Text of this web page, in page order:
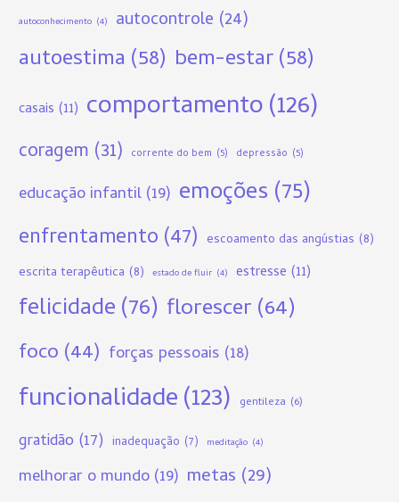
autoconhecimento (4) autocontrole (24)
autoestima (58) bem-estar(58)
casais (11) comportamento(126)
coragem (31) corrente do bem (5) depressão (5)
educação infantil(19) emoções (75)
enfrentamento (47) escoamento das angústias (8)
escrita terapêutica (8) estado de fluir (4) estresse (11)
felicidade(76) florescer(64)
foco (44) forças pessoais (18)
funcionalidade(123) gentileza (6)
gratidão (17) inadequação (7) meditação (4)
melhorar o mundo(19) metas (29)